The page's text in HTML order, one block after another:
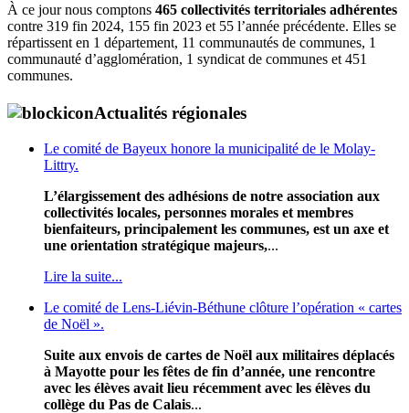
À ce jour nous comptons 465 collectivités territoriales adhérentes
contre 319 fin 2024, 155 fin 2023 et 55 l’année précédente. Elles se
répartissent en 1 département, 11 communautés de communes, 1
communauté d’agglomération, 1 syndicat de communes et 451
communes.
Actualités régionales
Le comité de Bayeux honore la municipalité de le Molay-
Littry.
L’élargissement des adhésions de notre association aux
collectivités locales, personnes morales et membres
bienfaiteurs, principalement les communes, est un axe et
une orientation stratégique majeurs,...
Lire la suite...
Le comité de Lens-Liévin-Béthune clôture l’opération « cartes
de Noël ».
Suite aux envois de cartes de Noël aux militaires déplacés
à Mayotte pour les fêtes de fin d’année, une rencontre
avec les élèves avait lieu récemment avec les élèves du
collège du Pas de Calais...